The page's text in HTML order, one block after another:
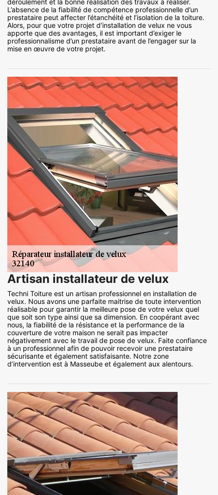
déroulement et la bonne réalisation des travaux à réaliser.
L’absence de la fiabilité de compétence professionnelle d’un
prestataire peut affecter l’étanchéité et l’isolation de la toiture.
Alors, pour que votre projet d’installation de velux ne vous
apporte que des avantages, il est important d’exiger le
professionnalisme d’un prestataire avant de l’engager sur la
mise en œuvre de votre projet.
Artisan installateur de velux
Techni Toiture est un artisan professionnel en installation de
velux. Nous avons une parfaite maitrise de toute intervention
réalisable pour garantir la meilleure pose de votre velux quel
que soit son type ainsi que sa dimension. En coopérant avec
nous, la fiabilité de la résistance et la performance de la
couverture de votre maison ne serait pas impacter
négativement avec le travail de pose de velux. Faite confiance
à un professionnel afin de pouvoir recevoir une prestataire
sécurisante et également satisfaisante. Notre zone
d’intervention est à Masseube et également aux alentours.